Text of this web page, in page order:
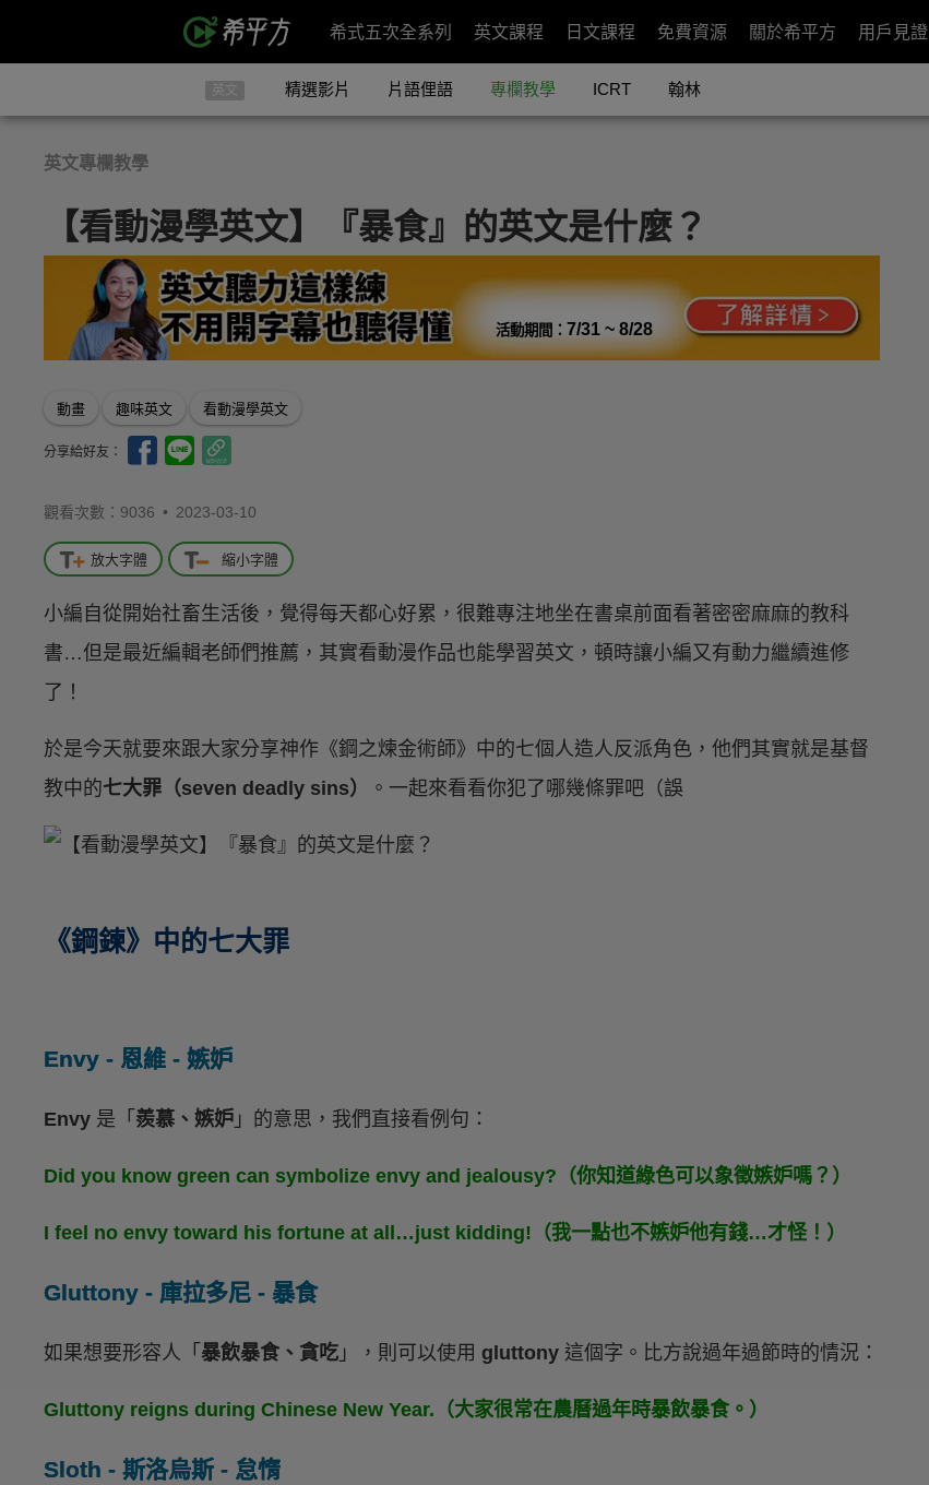
希式五次全系列 英文課程 日文課程 免費資源 關於希平方 用戶見證
英文 精選影片 片語俚語 專欄教學 ICRT 翰林
英文專欄教學
【看動漫學英文】『暴食』的英文是什麼？
活動期間： 7/31 ~ 8/28
動畫 趣味英文 看動漫學英文
分享給好友：
觀看次數：9036 • 2023-03-10
放大字體 縮小字體
小編自從開始社畜生活後，覺得每天都心好累，很難專注地坐在書桌前面看著密密麻麻的教科
書…但是最近編輯老師們推薦，其實看動漫作品也能學習英文，頓時讓小編又有動力繼續進修
了！
於是今天就要來跟大家分享神作《鋼之煉金術師》中的七個人造人反派角色，他們其實就是基督
教中的七大罪（seven deadly sins） 。一起來看看你犯了哪幾條罪吧（誤
《鋼鍊》中的七大罪
Envy - 恩維 - 嫉妒
Envy 是「 羨慕、嫉妒 」的意思，我們直接看例句：
Did you know green can symbolize envy and jealousy?（你知道綠色可以象徵嫉妒嗎？）
I feel no envy toward his fortune at all…just kidding!（我一點也不嫉妒他有錢…才怪！）
Gluttony - 庫拉多尼 - 暴食
如果想要形容人「 暴飲暴食、貪吃 」，則可以使用 gluttony 這個字。比方說過年過節時的情況：
Gluttony reigns during Chinese New Year.（大家很常在農曆過年時暴飲暴食。）
Sloth - 斯洛烏斯 - 怠惰